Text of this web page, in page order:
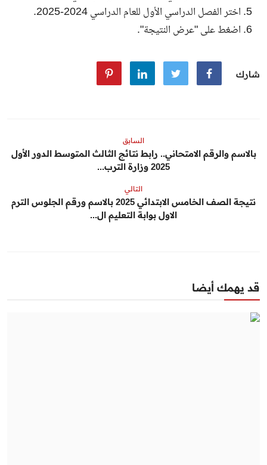
اختر الفصل الدراسي الأول للعام الدراسي 2024-2025.
اضغط على "عرض النتيجة".
شارك
السابق
بالاسم والرقم الامتحاني.. رابط نتائج الثالث المتوسط الدور الأول
2025 وزارة الترب...
التالي
نتيجة الصف الخامس الابتدائي 2025 بالاسم ورقم الجلوس الترم
الاول بوابة التعليم ال...
قد يهمك أيضا